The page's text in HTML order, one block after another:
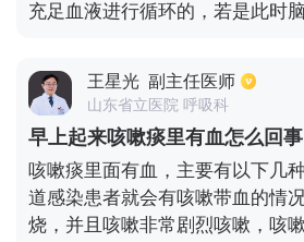
充足血液进行循环的，若是此时
象，进一步引发头晕、耳鸣以及
通常出现此症状的患者伴有高血
史，患者需要对血压、血脂等作
最好做一下脑部的CT检查，给予
以适当口服银杏叶片等药物改善
水，少吃盐，脂肪含量高的食物
提高免疫力。
王星光 副主任医师
山东省立医院 呼吸科
早上起来咳嗽痰里有血怎么回事
咳嗽痰里面有血，主要有以下几
道感染患者就会有咳嗽带血的情
烧，并且咳嗽非常剧烈咳嗽，咳